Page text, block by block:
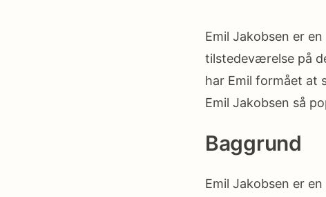
Emil Jakobsen er
tilstedeværelse på
har Emil formået at
Emil Jakobsen så
Baggrund
Emil Jakobsen er